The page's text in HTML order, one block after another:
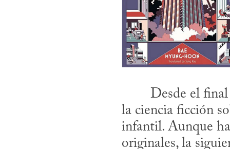
la ciencia ficción
infantil. Aunque
originales, la